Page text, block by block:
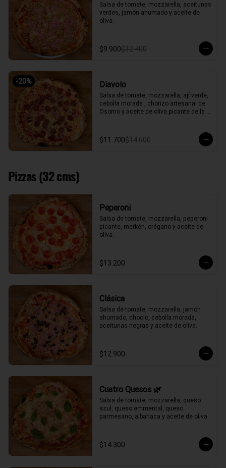
Salsa de tomate, mozzarella, aceitunas
verdes, jamón ahumado y aceite de
oliva.
$9.900$12.400
-20% Diavolo
Salsa de tomate, mozzarella, ají verde,
cebolla morada , chorizo artesanal de
Osorno y aceite de oliva picante de la
$11.700$14.600
Pizzas (32 cms)
Peperoni
Salsa de tomate, mozzarella, peperoni
picante, merkén, orégano y aceite de
oliva.
$13.200
Clásica
Salsa de tomate, mozzarella, jamón
ahumado, choclo, cebolla morada,
aceitunas negras y aceite de oliva.
$12.900
Cuatro Quesos 🌿
Salsa de tomate, mozzarella, queso
azul, queso emmental, queso
parmesano, albahaca y aceite de oliva.
$14.300